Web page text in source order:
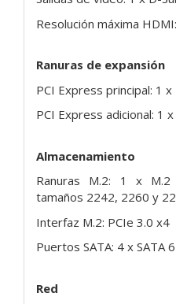
Resolución máxima
Ranuras de expansión
PCI Express principal: 1
PCI Express adicional: 1 x
Almacenamiento
Ranuras M.2: 1 x
tamaños 2242, 2260 y
Interfaz M.2: PCIe 3.0 x4
Puertos SATA: 4 x SATA
Red